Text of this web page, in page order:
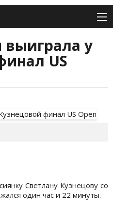
у
US
Светлану Кузнецову со
один час и 22 минуты.